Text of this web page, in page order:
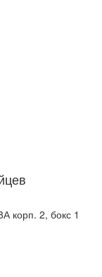
корп. 2, бокс 1